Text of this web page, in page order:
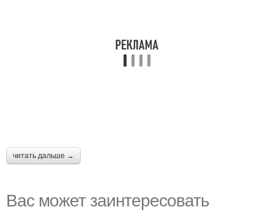
читать дальше →
Вас может заинтересовать